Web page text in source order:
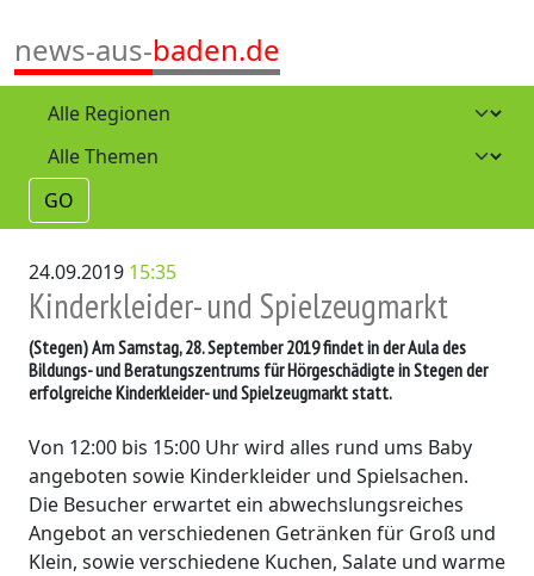
news-aus-baden.de
GO
24.09.2019 15:35
Kinderkleider- und Spielzeugmarkt
(Stegen)Am Samstag, 28. September 2019 findet in der Aula des
Bildungs- und Beratungszentrums für Hörgeschädigte in Stegen der
erfolgreiche Kinderkleider- und Spielzeugmarkt statt.
Von 12:00 bis 15:00 Uhr wird alles rund ums Baby
angeboten sowie Kinderkleider und Spielsachen.
Die Besucher erwartet ein abwechslungsreiches
Angebot an verschiedenen Getränken für Groß und
Klein, sowie verschiedene Kuchen, Salate und warme